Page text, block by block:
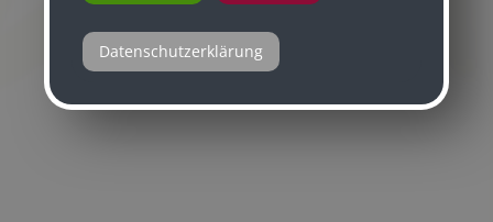
Datenschutzerklärung